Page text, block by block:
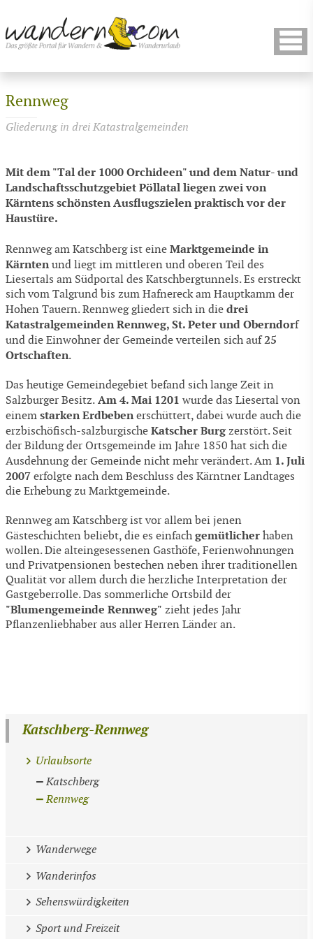
Rennweg
Gliederung in drei Katastralgemeinden
Mit dem "Tal der 1000 Orchideen" und dem Natur- und
Landschaftsschutzgebiet Pöllatal liegen zwei von
Kärntens schönsten Ausflugszielen praktisch vor der
Haustüre.
Rennweg am Katschberg ist eine Marktgemeinde in
Kärnten und liegt im mittleren und oberen Teil des
Liesertals am Südportal des Katschbergtunnels. Es erstreckt
sich vom Talgrund bis zum Hafnereck am Hauptkamm der
Hohen Tauern. Rennweg gliedert sich in die drei
KatastralgemeindenRennweg, St. Peter und Oberndorf
und die Einwohner der Gemeinde verteilen sich auf25
Ortschaften.
Das heutige Gemeindegebiet befand sich lange Zeit in
Salzburger Besitz. Am 4. Mai 1201 wurde das Liesertal von
einem starken Erdbeben erschüttert, dabei wurde auch die
erzbischöfisch-salzburgische Katscher Burgzerstört. Seit
der Bildung der Ortsgemeinde im Jahre 1850 hat sich die
Ausdehnung der Gemeinde nicht mehr verändert. Am 1. Juli
2007 erfolgte nach dem Beschluss des Kärntner Landtages
die Erhebung zu Marktgemeinde.
Rennweg am Katschberg ist vor allem bei jenen
Gästeschichten beliebt, die es einfachgemütlicher haben
wollen. Die alteingesessenen Gasthöfe, Ferienwohnungen
und Privatpensionen bestechen neben ihrer traditionellen
Qualität vor allem durch die herzliche Interpretation der
Gastgeberrolle. Das sommerliche Ortsbild der
"Blumengemeinde Rennweg" zieht jedes Jahr
Pflanzenliebhaber aus aller Herren Länder an.
Katschberg-Rennweg
Urlaubsorte
Katschberg
Rennweg
Wanderwege
Wanderinfos
Sehenswürdigkeiten
Sport und Freizeit